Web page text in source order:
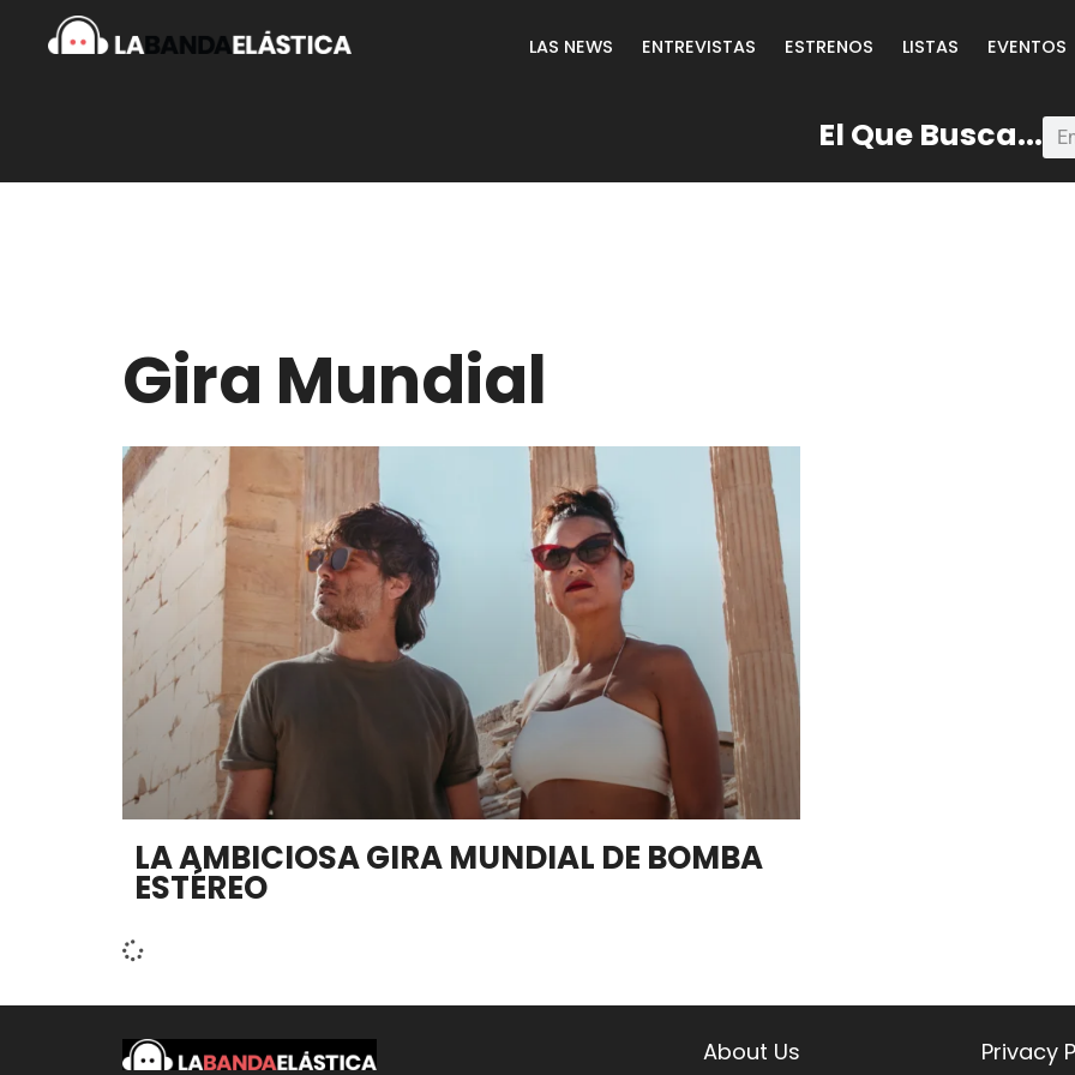
LAS NEWS ENTREVISTAS ESTRENOS LISTAS EVENTOS
El Que Busca...
Gira Mundial
LA AMBICIOSA GIRA MUNDIAL DE BOMBA
ESTÉREO
About Us
Privacy